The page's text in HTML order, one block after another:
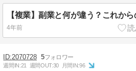
4年前
2070728 5
週間IN:21 週間OUT:30 月間IN:96